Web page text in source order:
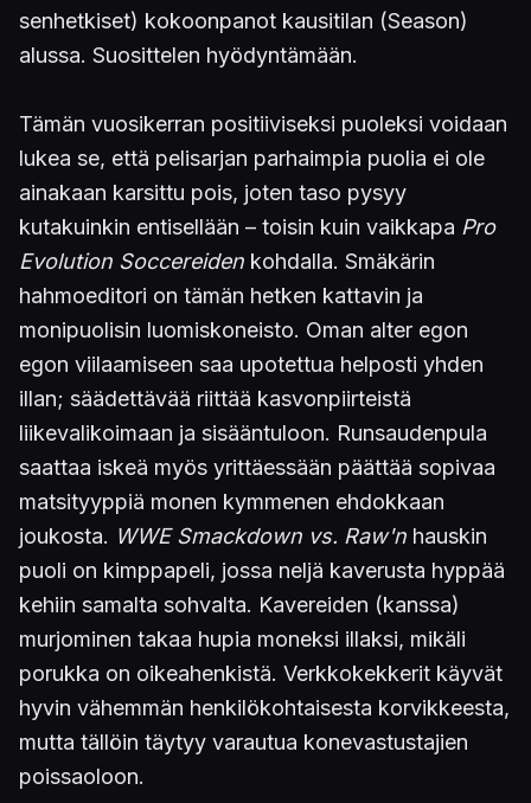
senhetkiset) kokoonpanot kausitilan (Season)
alussa. Suosittelen hyödyntämään.
Tämän vuosikerran positiiviseksi puoleksi voidaan
lukea se, että pelisarjan parhaimpia puolia ei ole
ainakaan karsittu pois, joten taso pysyy
kutakuinkin entisellään – toisin kuin vaikkapa Pro
Evolution Soccereiden kohdalla. Smäkärin
hahmoeditori on tämän hetken kattavin ja
monipuolisin luomiskoneisto. Oman alter egon
egon viilaamiseen saa upotettua helposti yhden
illan; säädettävää riittää kasvonpiirteistä
liikevalikoimaan ja sisääntuloon. Runsaudenpula
saattaa iskeä myös yrittäessään päättää sopivaa
matsityyppiä monen kymmenen ehdokkaan
joukosta. WWE Smackdown vs. Raw'n hauskin
puoli on kimppapeli, jossa neljä kaverusta hyppää
kehiin samalta sohvalta. Kavereiden (kanssa)
murjominen takaa hupia moneksi illaksi, mikäli
porukka on oikeahenkistä. Verkkokekkerit käyvät
hyvin vähemmän henkilökohtaisesta korvikkeesta,
mutta tällöin täytyy varautua konevastustajien
poissaoloon.